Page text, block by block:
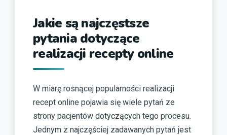
Jakie są najczęstsze
pytania dotyczące
realizacji recepty online
W miarę rosnącej popularności realizacji
recept online pojawia się wiele pytań ze
strony pacjentów dotyczących tego procesu.
Jednym z najczęściej zadawanych pytań jest